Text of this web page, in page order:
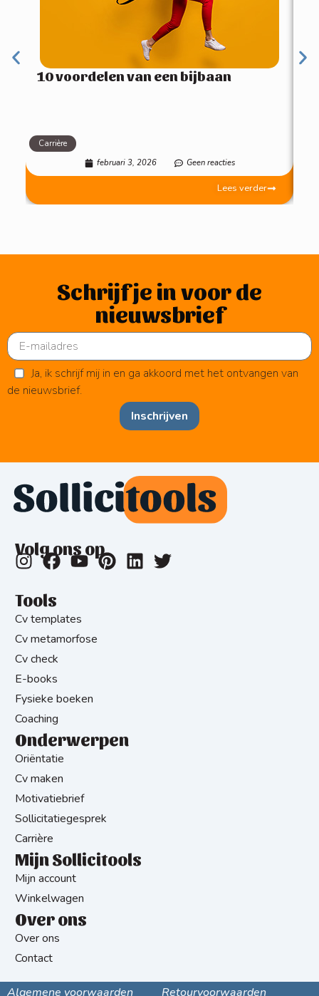
Lees verder
10 voordelen van een bijbaan
Carrière
februari 3, 2026 Geen reacties
Schrijf je in voor de
nieuwsbrief
Ja, ik schrijf mij in en ga akkoord met het ontvangen van
de nieuwsbrief.
Inschrijven
Volg ons op
Tools
Cv templates
Cv metamorfose
Cv check
E-books
Fysieke boeken
Coaching
Onderwerpen
Oriëntatie
Cv maken
Motivatiebrief
Sollicitatiegesprek
Carrière
Mijn Sollicitools
Mijn account
Winkelwagen
Over ons
Over ons
Contact
Algemene voorwaarden Retourvoorwaarden